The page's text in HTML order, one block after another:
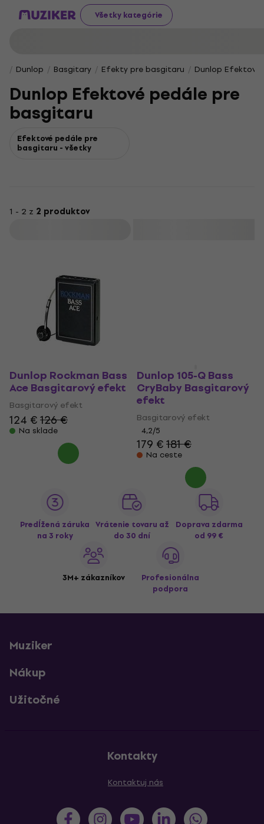
Všetky kategórie
Dunlop Basgitary Efekty pre basgitaru Dunlop
Dunlop Efektové pedále pre
basgitaru
Efektové pedále pre
basgitaru - všetky
1 - 2 z 2 produktov
Dunlop Rockman Bass
Ace Basgitarový efekt
Basgitarový efekt
124 €126 €
Na sklade
Dunlop 105-Q Bass
CryBaby Basgitarový
efekt
Basgitarový efekt
4,2/5
179 €181 €
Na ceste
Predĺžená záruka
na 3 roky
Vrátenie tovaru až
do 30 dní
Doprava zdarma
od 99 €
3M+ zákazníkov
Profesionálna
podpora
Muziker
Nákup
Užitočné
Kontakty
Kontaktuj nás